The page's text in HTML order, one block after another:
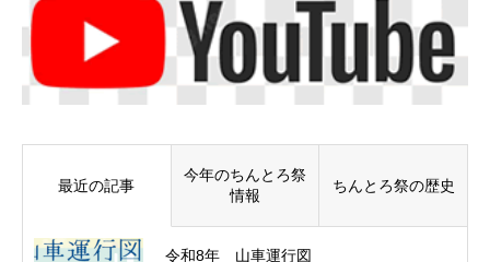
最近の記事
今年のちんとろ祭
情報
ちんとろ祭の歴史
令和8年 山車運行図